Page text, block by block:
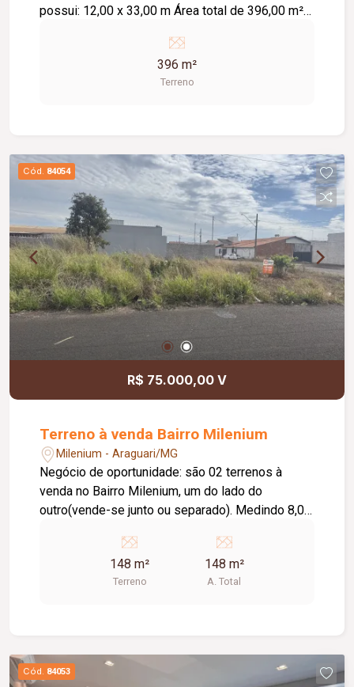
possui: 12,00 x 33,00 m Área total de 396,00 m²
conforme a sua necessidade. Valor: R$
200.000,00 cada terreno. Uma excelente
oportunidade em uma região com grande
396 m²
Terreno
Cód. 84054
R$ 75.000,00 V
Terreno à venda Bairro Milenium
Milenium - Araguari/MG
Negócio de oportunidade: são 02 terrenos à
venda no Bairro Milenium, um do lado do
outro(vende-se junto ou separado). Medindo 8,00
296,00m. Sendo R$ 75.000,00 cada.
148 m²
Terreno
148 m²
A. Total
Cód. 84053